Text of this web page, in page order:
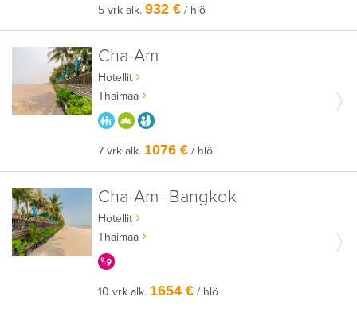
5 vrk alk.932 € / hlö
Cha-Am
Hotellit
Thaimaa
PARASTA PERHEELLE
HYVÄÄN OLOON
7 vrk alk. 1076 € / hlö
Cha-Am–Bangkok
Hotellit
Thaimaa
10 vrk alk. 1654 € / hlö